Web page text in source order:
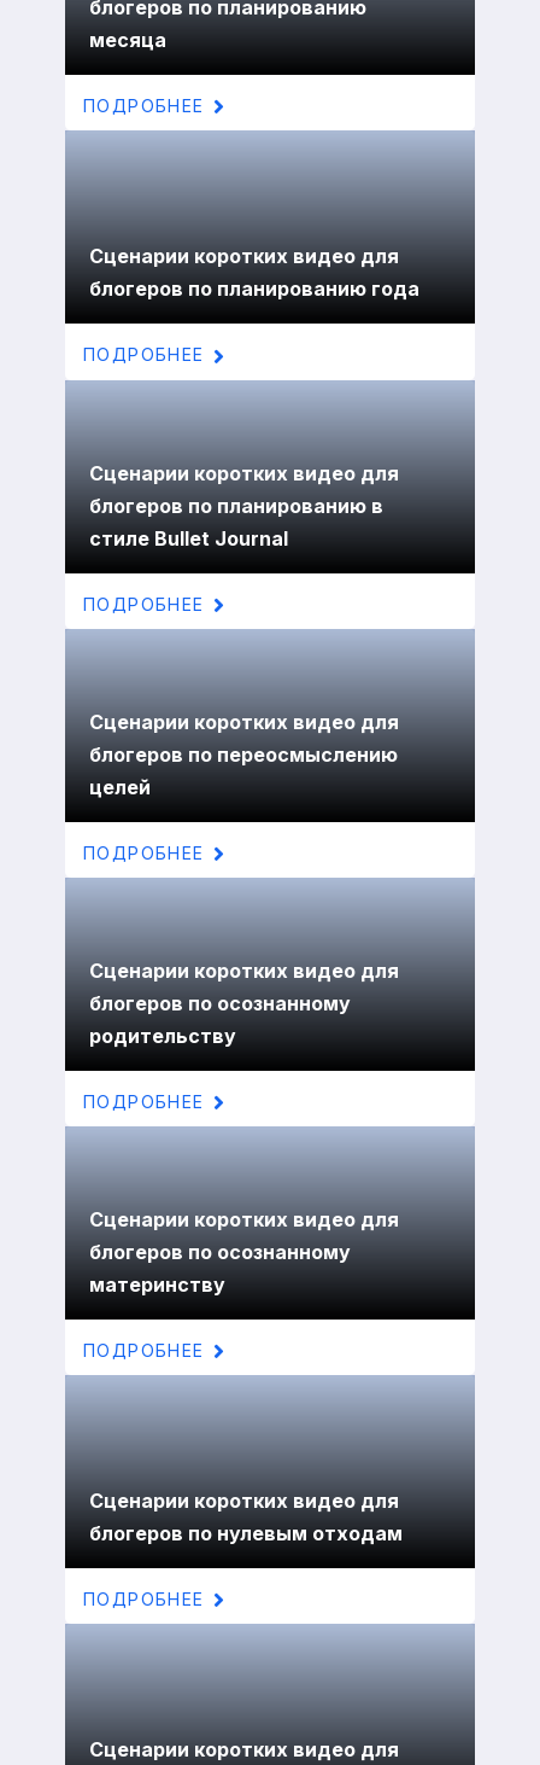
блогеров по планированию
месяца
ПОДРОБНЕЕ
Сценарии коротких видео для
блогеров по планированию года
ПОДРОБНЕЕ
Сценарии коротких видео для
блогеров по планированию в
стиле Bullet Journal
ПОДРОБНЕЕ
Сценарии коротких видео для
блогеров по переосмыслению
целей
ПОДРОБНЕЕ
Сценарии коротких видео для
блогеров по осознанному
родительству
ПОДРОБНЕЕ
Сценарии коротких видео для
блогеров по осознанному
материнству
ПОДРОБНЕЕ
Сценарии коротких видео для
блогеров по нулевым отходам
ПОДРОБНЕЕ
Сценарии коротких видео для